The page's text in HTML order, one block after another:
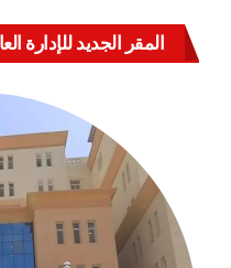
المقر الجديد للإدارة